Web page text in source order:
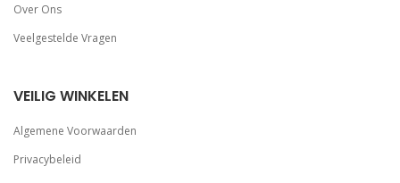
Over Ons
Veelgestelde Vragen
VEILIG WINKELEN
Algemene Voorwaarden
Privacybeleid